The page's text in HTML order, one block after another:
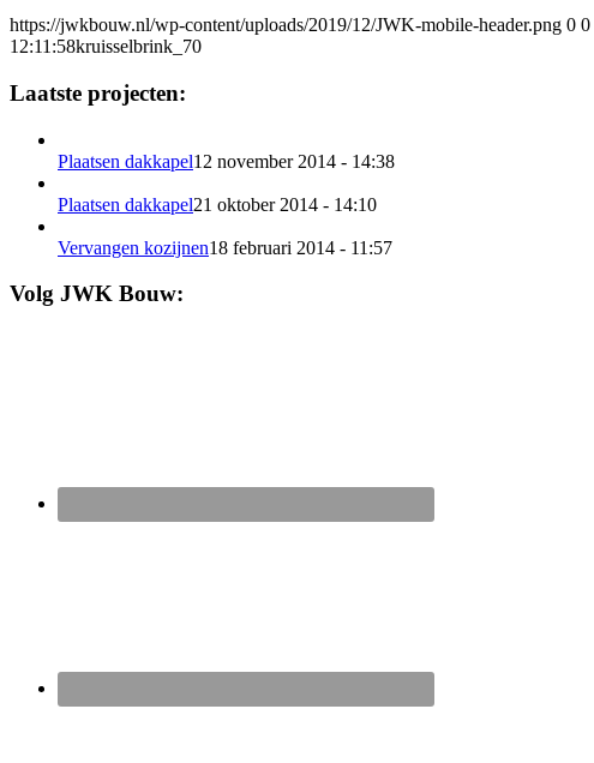
https://jwkbouw.nl/wp-content/uploads/2019/12/JWK-mobile-header.png 0 0
12:11:58kruisselbrink_70
Laatste projecten:
Plaatsen dakkapel12 november 2014 - 14:38
Plaatsen dakkapel21 oktober 2014 - 14:10
Vervangen kozijnen18 februari 2014 - 11:57
Volg JWK Bouw: